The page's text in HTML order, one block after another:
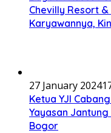
Chevilly Resort
Karyawannya,
27 January 2024
Ketua YJI
Yayasan
Bogor